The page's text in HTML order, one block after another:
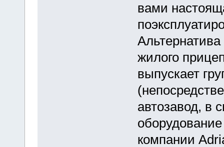
вами
жилого
выпускает
автозавод, в
компании